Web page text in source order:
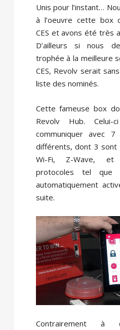
Unis pour l’instant…
à l’oeuvre cette box
CES et avons été très
D’ailleurs si nous
trophée à la meilleure
CES, Revolv serait
liste des nominés.
Cette fameuse box
Revolv Hub.
communiquer avec
différents, dont 3 sont
Wi-Fi, Z-Wave, et
protocoles tel que
automatiquement
suite.
Contrairement à